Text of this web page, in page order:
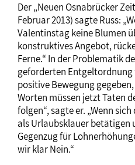
Der „Neuen Osnabrücker
Februar 2013) sagte Russ:
Valentinstag keine Blumen
konstruktives Angebot,
Ferne.“ In der Problematik
geforderten Entgeltordnung
positive Bewegung
Worten müssen jetzt Taten
folgen“, sagte er. „Wenn
als Urlaubsklauer betätigen
Gegenzug für
wir klar Nein.“